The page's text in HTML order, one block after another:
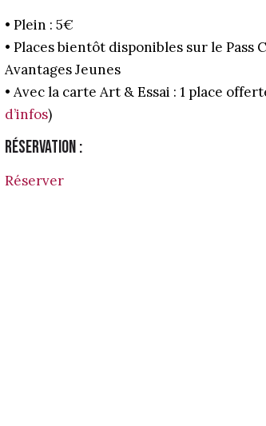
• Plein : 5€
• Places bientôt disponibles sur le Pass
Avantages Jeunes
• Avec la carte Art & Essai : 1 place
d’infos)
Réservation :
Réserver